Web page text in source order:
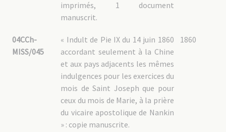
imprimés, 1 document
manuscrit.
04CCh-
MISS/045
1860
« Indult de Pie IX du 14 juin 1860
accordant seulement à la Chine
et aux pays adjacents les mêmes
indulgences pour les exercices du
mois de Saint Joseph que pour
ceux du mois de Marie, à la prière
du vicaire apostolique de Nankin
» : copie manuscrite.